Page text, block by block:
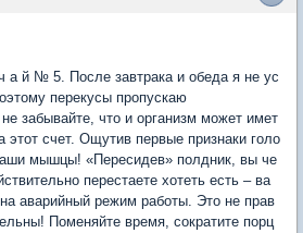
а й № 5. После завтрака и обеда я не ус
перекусы пропускаю
забывайте, что и организм может имет
этот счет. Ощутив первые признаки голо
мышцы! «Пересидев» полдник, вы че
перестаете хотеть есть – ва
аварийный режим работы. Это не прав
Поменяйте время, сократите порц